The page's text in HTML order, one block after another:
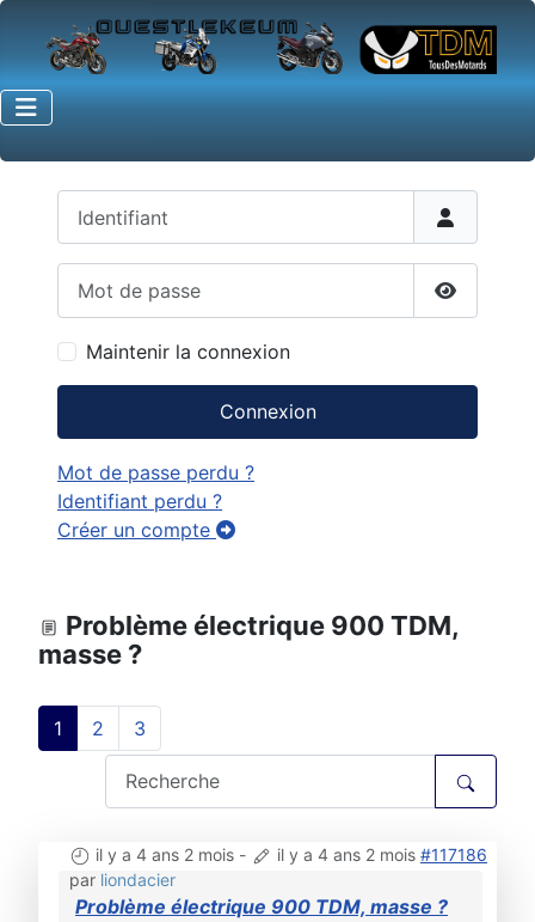
Afficher
Maintenir la connexion
Connexion
Mot de passe perdu ?
Identifiant perdu ?
Créer un compte
Problème électrique 900 TDM,
masse ?
1 2 3
il y a 4 ans 2 mois - il y a 4 ans 2 mois #117186
par liondacier
Problème électrique 900 TDM, masse ?